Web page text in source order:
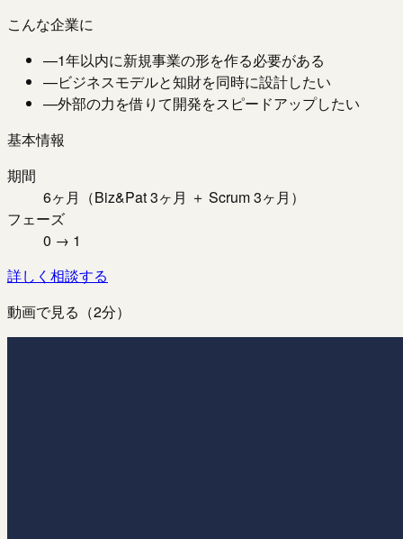
こんな企業に
—1年以内に新規事業の形を作る必要がある
—ビジネスモデルと知財を同時に設計したい
—外部の力を借りて開発をスピードアップしたい
基本情報
期間
6ヶ月（Biz&Pat 3ヶ月 ＋ Scrum 3ヶ月）
フェーズ
0 → 1
詳しく相談する
動画で見る（2分）